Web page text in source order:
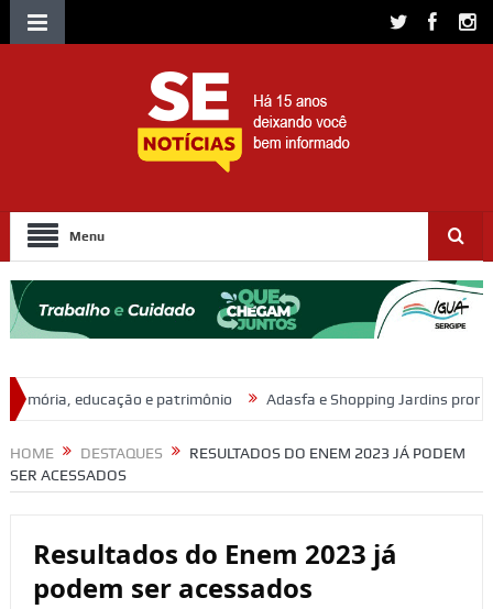
Menu
e patrimônio Adasfa e Shopping Jardins promovem ação de
HOME DESTAQUES
RESULTADOS DO ENEM 2023 JÁ PODEM
SER ACESSADOS
Resultados do Enem 2023 já
podem ser acessados